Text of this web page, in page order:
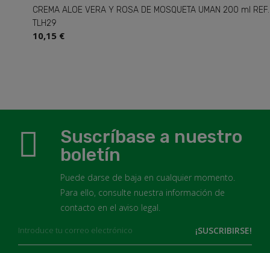
CREMA ALOE VERA Y ROSA DE MOSQUETA UMAN 200 ml REF.
TLH29
10,15 €
Suscríbase a nuestro
boletín
Puede darse de baja en cualquier momento.
Para ello, consulte nuestra información de
contacto en el aviso legal.